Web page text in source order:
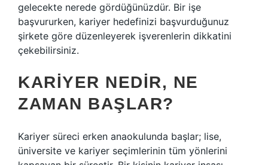
gelecekte nerede gördüğünüzdür. Bir işe
başvururken, kariyer hedefinizi başvurduğunuz
şirkete göre düzenleyerek işverenlerin dikkatini
çekebilirsiniz.
KARIYER NEDIR, NE
ZAMAN BAŞLAR?
Kariyer süreci erken anaokulunda başlar; lise,
üniversite ve kariyer seçimlerinin tüm yönlerini